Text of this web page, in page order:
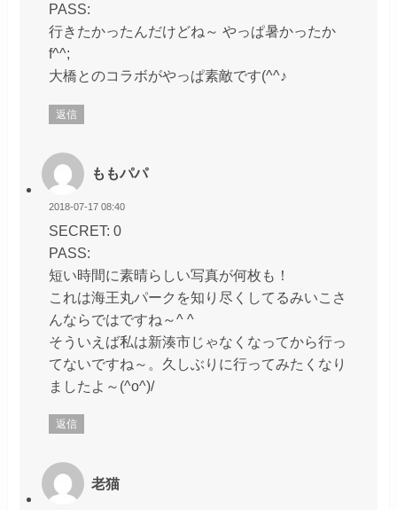
PASS:
行きたかったんだけどね～ やっぱ暑かったか
f^^;
大橋とのコラボがやっぱ素敵です(^^♪
返信
ももパパ
2018-07-17 08:40
SECRET: 0
PASS:
短い時間に素晴らしい写真が何枚も！
これは海王丸パークを知り尽くしてるみいこさ
んならではですね～^ ^
そういえば私は新湊市じゃなくなってから行っ
てないですね～。久しぶりに行ってみたくなり
ましたよ～(^o^)/
返信
老猫